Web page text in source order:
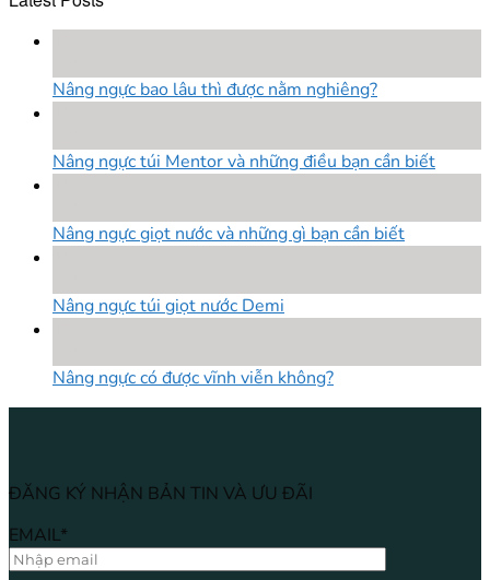
Nâng ngực bao lâu thì được nằm nghiêng?
Nâng ngực túi Mentor và những điều bạn cần biết
Nâng ngực giọt nước và những gì bạn cần biết
Nâng ngực túi giọt nước Demi
Nâng ngực có được vĩnh viễn không?
ĐĂNG KÝ NHẬN BẢN TIN VÀ ƯU ĐÃI
EMAIL*